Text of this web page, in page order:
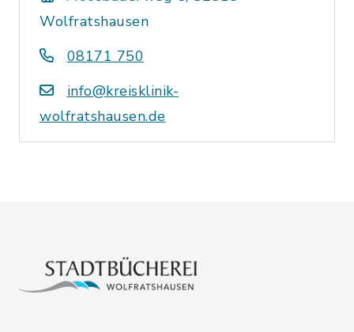
Wolfratshausen
08171 750
info@kreisklinik-
wolfratshausen.de